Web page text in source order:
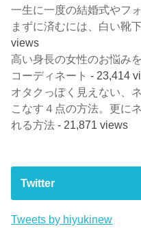
一生に一度の結婚式やフ
まずに済むには、白い靴
views
高い身長の女性のお悩み
コーディネート - 23,414
オタクっぽく見えない、
こなす４点の方法。更に
れる方法 - 21,871 views
Twitter
Tweets by hiyukinew